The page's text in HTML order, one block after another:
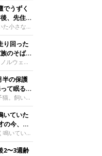
でうずく
、先住猫
小さな子
先住猫と
た。保護
は、
・ティダ
です。こ
ちゃん。
から大雨に
した。花
かりのテ
飼い主
り回った
のそばで
た」
ルウェー
猫。お迎え
子を見せ
ドでうとう
むうちゃ
は、
さんの
後約3カ月
キャッ
撮影された
たむうち
半の保護
て眠る姿
。飼い主
もに成長
ずつ変化
かりの小
てんちゃ
紹介す
ー
いていた
の今、筋
鳴いてい
に迎えら
成長しま
2〜3週齢